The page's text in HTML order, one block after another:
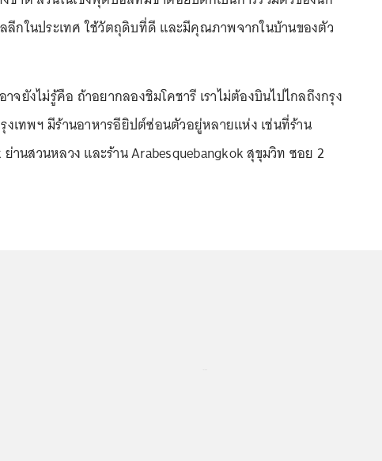
ลีกในประเทศ ใช้วัตถุดิบที่ดี และมีคุณภาพจากในบ้านของตัว
จยังไม่รู้คือ ถ้าอยากลองชิมโคชารี เราไม่ต้องบินไปไกลถึงกรุง
รุงเทพฯ มีร้านอาหารอียิปต์ซ่อนตัวอยู่หลายแห่ง เช่นที่ร้าน
ย่านสวนหลวง และร้าน Arabesquebangkok สุขุมวิท ซอย 2